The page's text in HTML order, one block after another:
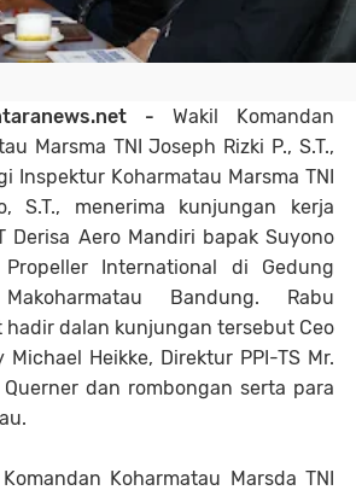
- Wakil Komandan
Marsma TNI Joseph Rizki P., S.T.,
Inspektur Koharmatau Marsma TNI
S.T., menerima kunjungan kerja
Derisa Aero Mandiri bapak Suyono
International di Gedung
Bandung. Rabu
hadir dalan kunjungan tersebut Ceo
Michael Heikke, Direktur PPI-TS Mr.
dan rombongan serta para
Koharmatau Marsda TNI